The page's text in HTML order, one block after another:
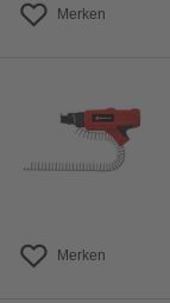
Merken
Merken